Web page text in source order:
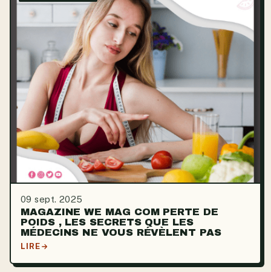
09 sept. 2025
MAGAZINE WE MAG COM PERTE DE
POIDS , LES SECRETS QUE LES
MÉDECINS NE VOUS RÉVÈLENT PAS
LIRE